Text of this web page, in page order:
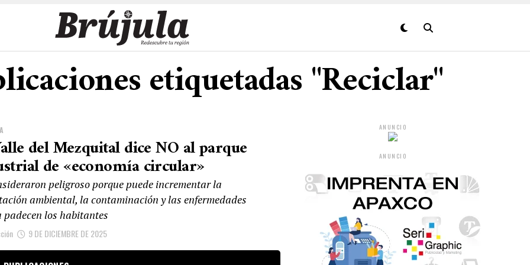
etiquetadas "Reciclar"
del Mezquital dice NO al parque
de «economía circular»
peligroso porque puede incrementar la
ambiental, la contaminación y las enfermedades
padecen los habitantes
9 DE DICIEMBRE DE 2025
ANUNCIO
ANUNCIO